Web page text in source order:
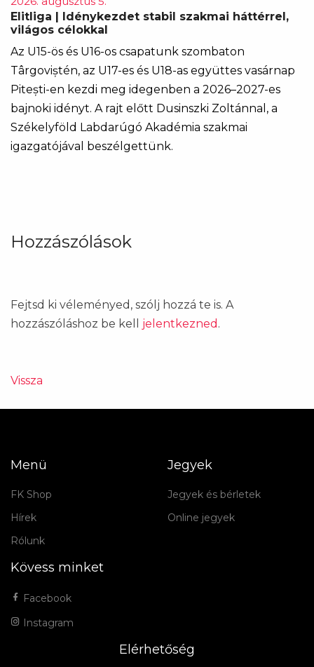
Elitliga | Idénykezdet stabil szakmai háttérrel,
világos célokkal
Az U15-ös és U16-os csapatunk szombaton
Târgoviștén, az U17-es és U18-as együttes vasárnap
Pitești-en kezdi meg idegenben a 2026–2027-es
bajnoki idényt. A rajt előtt Dusinszki Zoltánnal, a
Székelyföld Labdarúgó Akadémia szakmai
igazgatójával beszélgettünk.
Hozzászólások
Fejtsd ki véleményed, szólj hozzá te is. A
hozzászóláshoz be kell jelentkezned .
Vissza
Menü
FK Shop
Hírek
Rólunk
Jegyek
Jegyek és bérletek
Online jegyek
Kövess minket
Facebook
Instagram
Elérhetőség